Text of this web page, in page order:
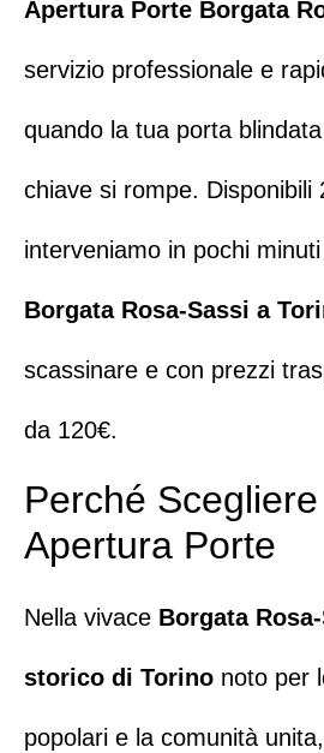
Apertura Porte Borgata
servizio professionale e
quando la tua porta
chiave si rompe. Disponibili
interveniamo in pochi
Borgata Rosa-Sassi a
scassinare e con prezzi
da 120€.
Perché
Apertura Porte
Nella vivace Borgata
storico di Torino noto per
popolari e la comunità